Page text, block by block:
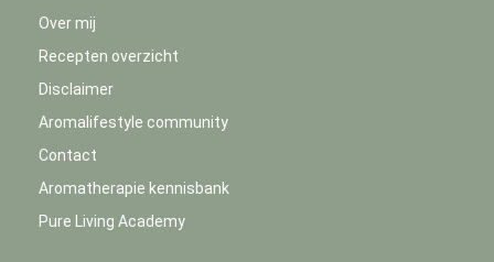
Over mij
Recepten overzicht
Disclaimer
Aromalifestyle community
Contact
Aromatherapie kennisbank
Pure Living Academy